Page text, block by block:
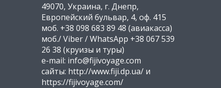
49070, Украина, г. Днепр,
Европейский бульвар, 4, оф. 415
моб. +38 098 683 89 48 (авиакасса)
моб./ Viber / WhatsApp +38 067 539
26 38 (круизы и туры)
e-mail: info@fijivoyage.com
сайты: http://www.fiji.dp.ua/ и
https://fijivoyage.com/